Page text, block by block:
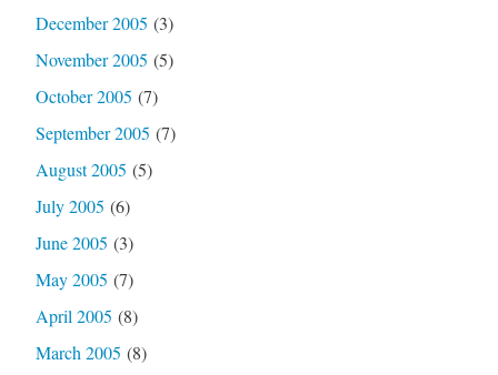
December 2005 (3)
November 2005 (5)
October 2005 (7)
September 2005 (7)
August 2005 (5)
July 2005 (6)
June 2005 (3)
May 2005 (7)
April 2005 (8)
March 2005 (8)